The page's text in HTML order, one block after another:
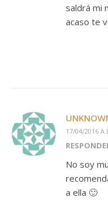
saldrá mi
acaso te
17/04/2016 A
No soy
a ella 🙂